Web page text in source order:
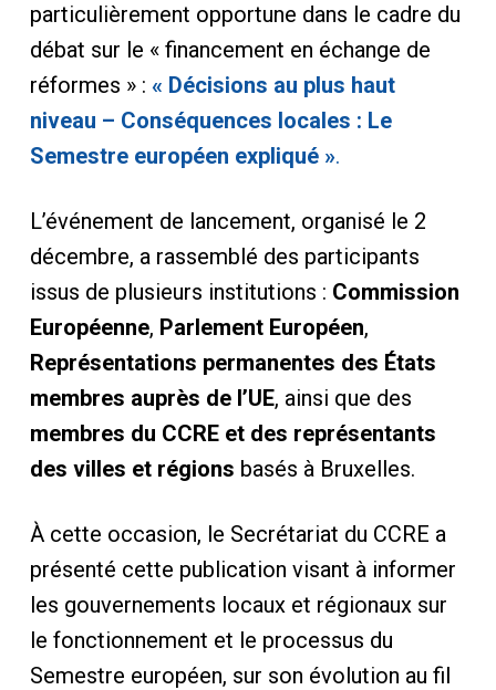
particulièrement opportune dans le cadre du
débat sur le « financement en échange de
réformes » : « Décisions au plus haut
niveau – Conséquences locales : Le
Semestre européen expliqué ».
L’événement de lancement, organisé le 2
décembre, a rassemblé des participants
issus de plusieurs institutions : Commission
Européenne, Parlement Européen,
Représentations permanentes des États
membres auprès de l’UE, ainsi que des
membres du CCRE et des représentants
des villes et régions basés à Bruxelles.
À cette occasion, le Secrétariat du CCRE a
présenté cette publication visant à informer
les gouvernements locaux et régionaux sur
le fonctionnement et le processus du
Semestre européen, sur son évolution au fil